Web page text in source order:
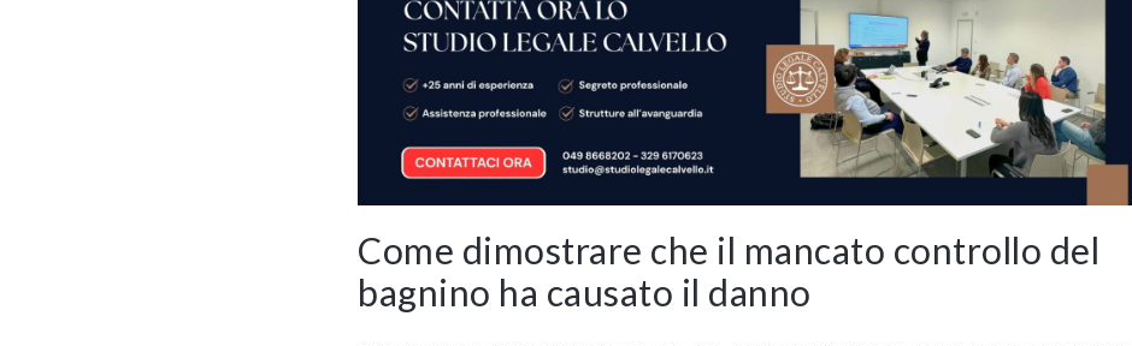
Come dimostrare che il mancato controllo del
bagnino ha causato il danno